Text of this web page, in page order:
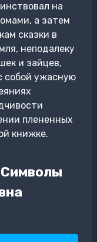
на
а затем
сказки в
неподалеку
и зайцев,
собой ужасную
плененных
книжке.